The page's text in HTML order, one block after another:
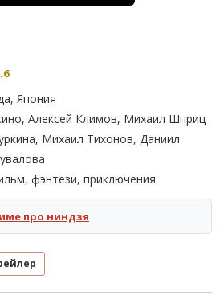
Япония
Алексей Климов, Михаил Шприц
Михаил Тихонов, Даниил
фэнтези, приключения
про ниндзя